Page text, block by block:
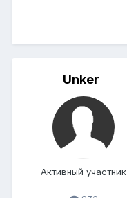
Unker
Активный участник